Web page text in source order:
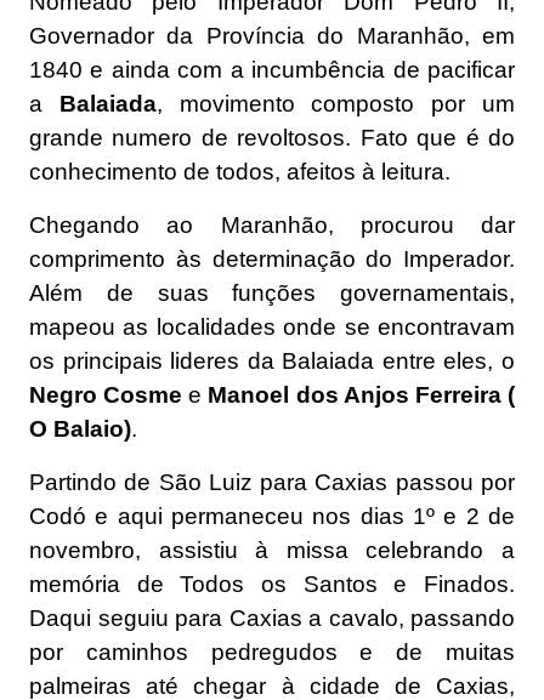
Governador da Província do Maranhão, em
1840 e ainda com a incumbência de pacificar
a Balaiada, movimento composto por um
grande numero de revoltosos. Fato que é do
conhecimento de todos, afeitos à leitura.
Chegando ao Maranhão, procurou dar
comprimento às determinação do Imperador.
Além de suas funções governamentais,
mapeou as localidades onde se encontravam
os principais lideres da Balaiada entre eles, o
Negro Cosme e Manoel dos Anjos Ferreira (
O Balaio).
Partindo de São Luiz para Caxias passou por
Codó e aqui permaneceu nos dias 1º e 2 de
novembro, assistiu à missa celebrando a
memória de Todos os Santos e Finados.
Daqui seguiu para Caxias a cavalo, passando
por caminhos pedregudos e de muitas
palmeiras até chegar à cidade de Caxias,